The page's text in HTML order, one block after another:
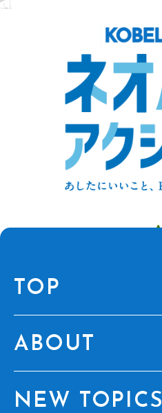
TOP
ABOUT
NEW TOPICS